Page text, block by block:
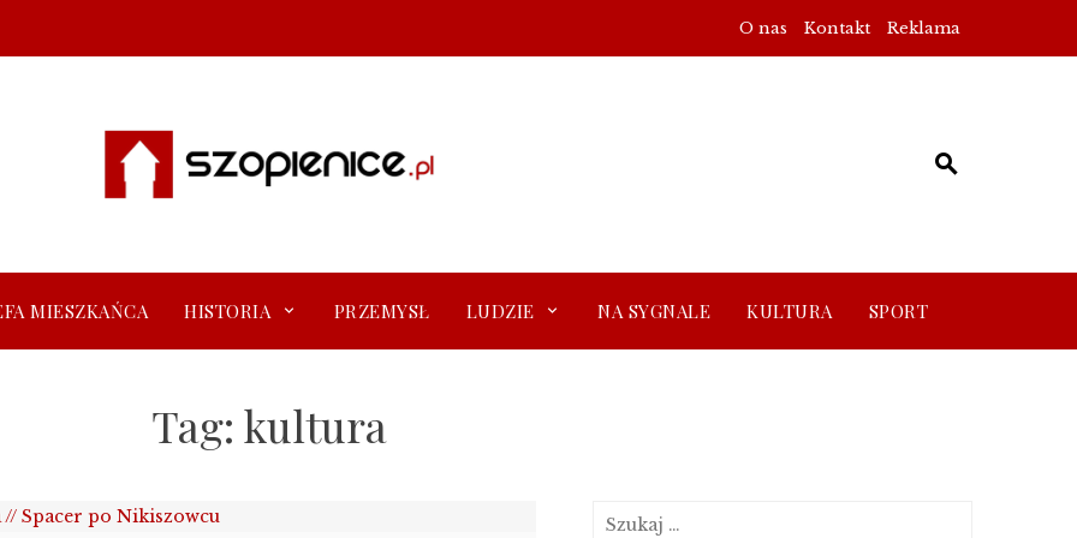
O nas Kontakt Reklama
MIESZKAŃCA HISTORIA PRZEMYSŁ LUDZIE NA SYGNALE KULTURA SPORT
Tag: kultura
Szukaj: